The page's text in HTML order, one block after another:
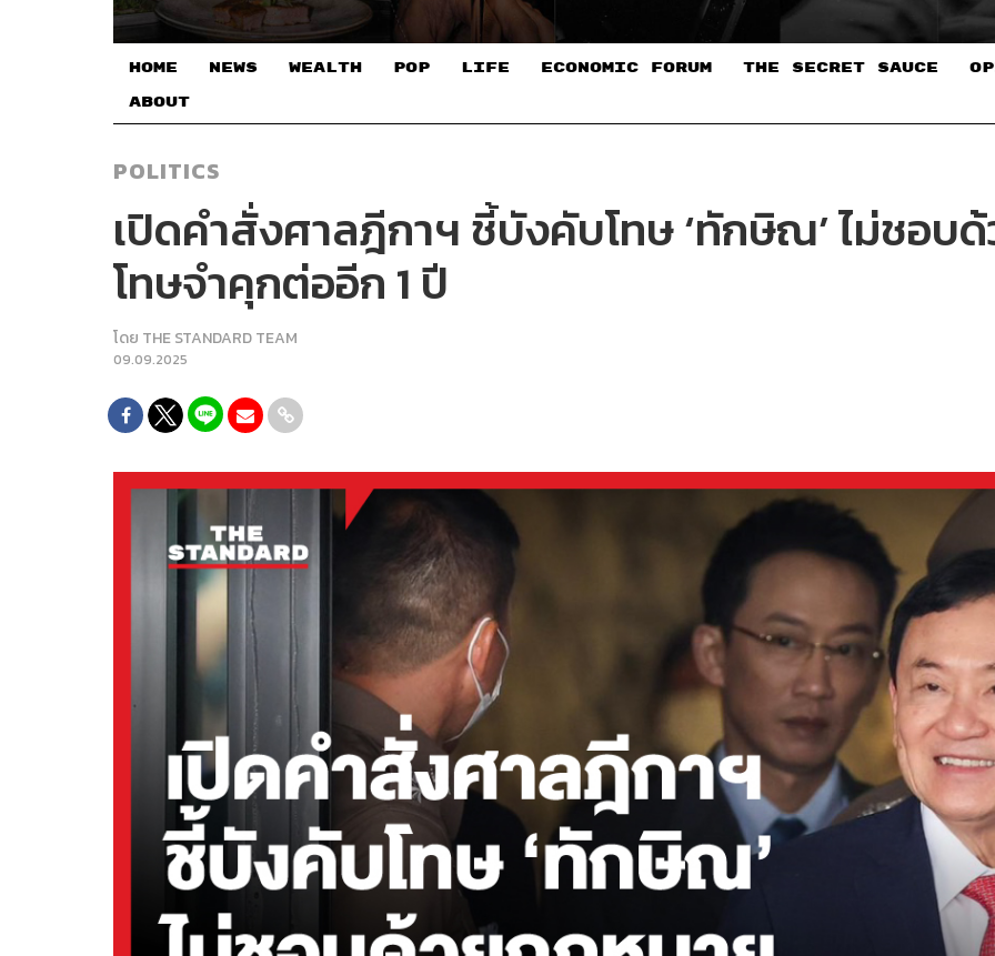
HOME NEWS WEALTH POP LIFE ECONOMIC FORUM THE SECRET SAUCE​
ABOUT
POLITICS
เปิดคำสั่งศาลฎีกาฯ ชี้บังคับโทษ ‘ทักษิณ’ ไม่ชอบ
โทษจำคุกต่ออีก 1 ปี
โดย THE STANDARD TEAM
09.09.2025